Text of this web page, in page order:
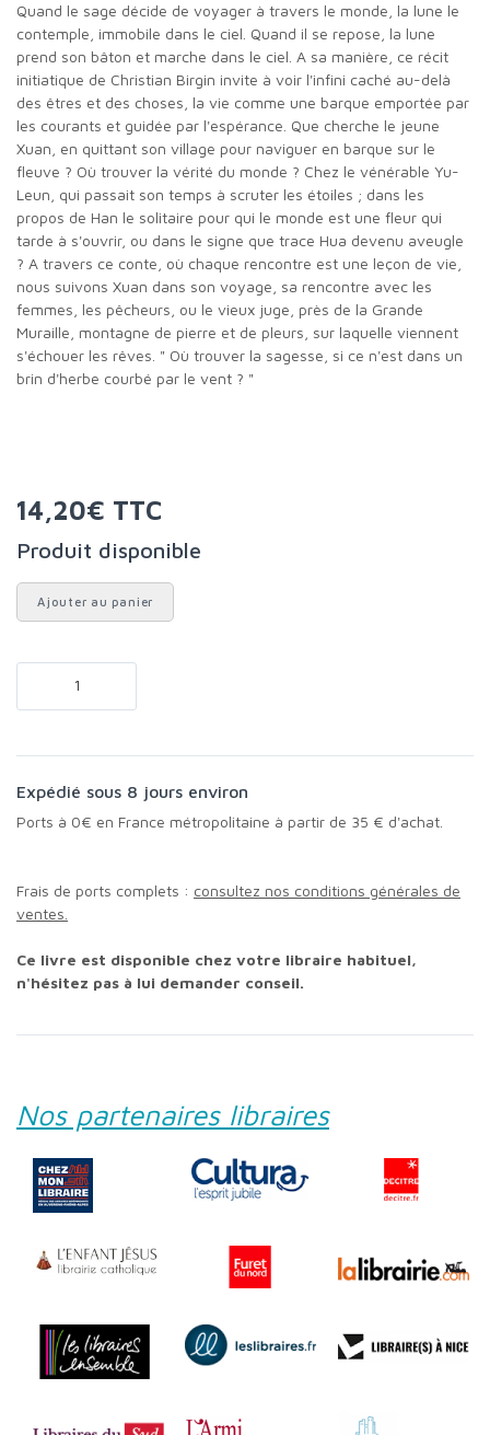
Quand le sage décide de voyager à travers le monde, la lune le
contemple, immobile dans le ciel. Quand il se repose, la lune
prend son bâton et marche dans le ciel. A sa manière, ce récit
initiatique de Christian Birgin invite à voir l'infini caché au-delà
des êtres et des choses, la vie comme une barque emportée par
les courants et guidée par l'espérance. Que cherche le jeune
Xuan, en quittant son village pour naviguer en barque sur le
fleuve ? Où trouver la vérité du monde ? Chez le vénérable Yu-
Leun, qui passait son temps à scruter les étoiles ; dans les
propos de Han le solitaire pour qui le monde est une fleur qui
tarde à s'ouvrir, ou dans le signe que trace Hua devenu aveugle
? A travers ce conte, où chaque rencontre est une leçon de vie,
nous suivons Xuan dans son voyage, sa rencontre avec les
femmes, les pêcheurs, ou le vieux juge, près de la Grande
Muraille, montagne de pierre et de pleurs, sur laquelle viennent
s'échouer les rêves. " Où trouver la sagesse, si ce n'est dans un
brin d'herbe courbé par le vent ? "
14,20€ TTC
Produit disponible
Ajouter au panier
Expédié sous 8 jours environ
Ports à 0€ en France métropolitaine à partir de 35 € d'achat.
Frais de ports complets : consultez nos conditions générales de
ventes.
Ce livre est disponible chez votre libraire habituel,
n'hésitez pas à lui demander conseil.
Nos partenaires libraires